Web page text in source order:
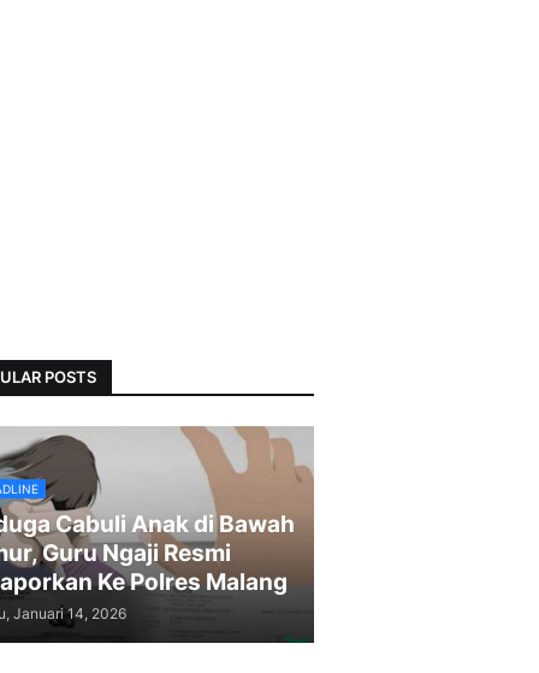
POSTS
Cabuli Anak di Bawah
Guru Ngaji Resmi
Ke Polres Malang
Januari 14, 2026